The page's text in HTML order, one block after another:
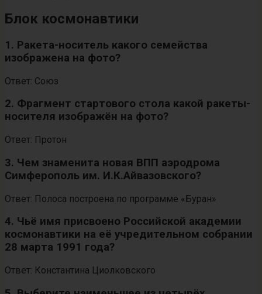
Блок космонавтики
1. Ракета-носитель какого семейства
изображена на фото?
Ответ: Союз
2. Фрагмент стартового стола какой ракеты-
носителя изображён на фото?
Ответ: Протон
3. Чем знаменита новая ВПП аэродрома
Симферополь им. И.К.Айвазовского?
Ответ: Полоса построена по программе «Буран»
4. Чьё имя присвоено Российской академии
космонавтики на её учредительном собрании
28 марта 1991 года?
Ответ: Константина Циолковского